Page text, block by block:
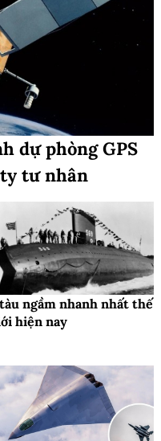
dự phòng GPS
tư nhân
ngầm nhanh nhất thế
hiện nay